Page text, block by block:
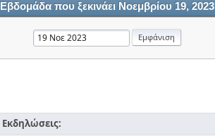
Εβδομάδα που ξεκινάει Νοεμβρίου 19, 2023
Εκδηλώσεις: